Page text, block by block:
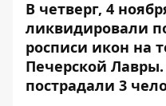
В четверг, 4
ликвидировали
росписи икон на
Печерской
пострадали 3